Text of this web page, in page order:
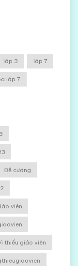
lớp 3 lớp 7
lớp 7
Đề cương
viên
thiếu giáo viên